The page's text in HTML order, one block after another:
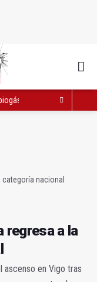
y los gases
categoría nacional
regresa a la
ascenso en Vigo tras